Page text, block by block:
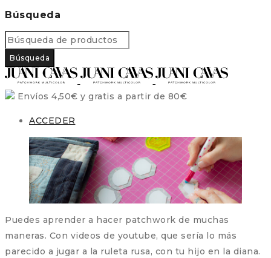
Búsqueda
Envíos 4,50€ y gratis a partir de 80€
ACCEDER
Puedes aprender a hacer patchwork de muchas
maneras. Con videos de youtube, que sería lo más
parecido a jugar a la ruleta rusa, con tu hijo en la diana.